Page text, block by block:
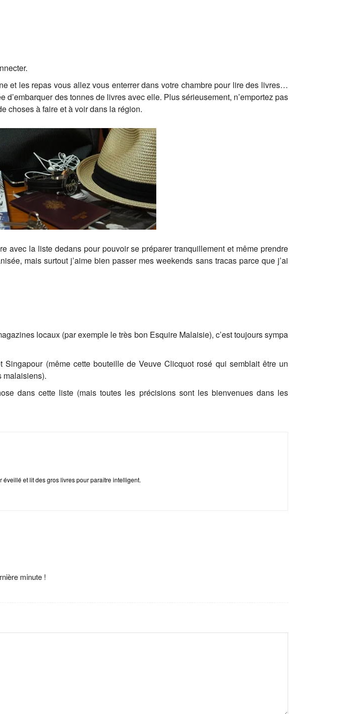
et les repas vous allez vous enterrer dans votre chambre pour lire des livres…
des tonnes de livres avec elle. Plus sérieusement, n’emportez pas
choses à faire et à voir dans la région.
avec la liste dedans pour pouvoir se préparer tranquillement et même prendre
mais surtout j’aime bien passer mes weekends sans tracas parce que j’ai
locaux (par exemple le très bon Esquire Malaisie), c’est toujours sympa
(même cette bouteille de Veuve Clicquot rosé qui semblait être un
malaisiens).
dans cette liste (mais toutes les précisions sont les bienvenues dans les
éveillé et lit des gros livres pour paraître intelligent.
minute !